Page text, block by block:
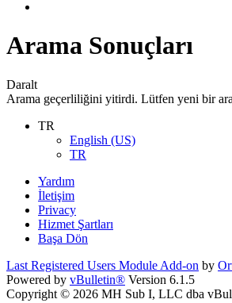
Arama Sonuçları
Daralt
Arama geçerliliğini yitirdi. Lütfen yeni bir
TR
English (US)
TR
Yardım
İletişim
Privacy
Hizmet Şartları
Başa Dön
Last Registered Users Module Add-on by
Powered by vBulletin® Version 6.1.5
Copyright © 2026 MH Sub I, LLC dba